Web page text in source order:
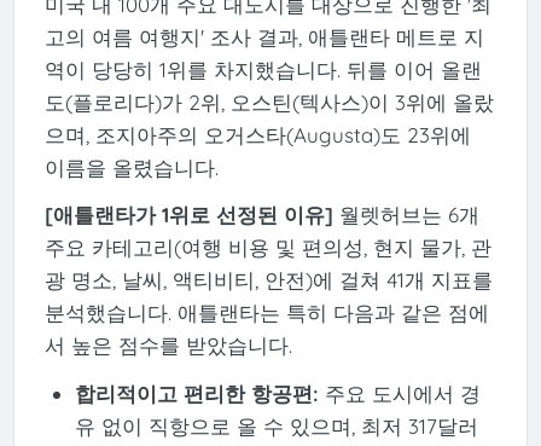
고의 여름 여행지' 조사 결과, 애틀랜타 메트로 지
역이 당당히 1위를 차지했습니다. 뒤를 이어 올랜
도(플로리다)가 2위, 오스틴(텍사스)이 3위에 올랐
으며, 조지아주의 오거스타(Augusta)도 23위에
이름을 올렸습니다.
[애틀랜타가 1위로 선정된 이유] 월렛허브는 6개
주요 카테고리(여행 비용 및 편의성, 현지 물가, 관
광 명소, 날씨, 액티비티, 안전)에 걸쳐 41개 지표를
분석했습니다. 애틀랜타는 특히 다음과 같은 점에
서 높은 점수를 받았습니다.
합리적이고 편리한 항공편: 주요 도시에서 경
유 없이 직항으로 올 수 있으며, 최저 317달러